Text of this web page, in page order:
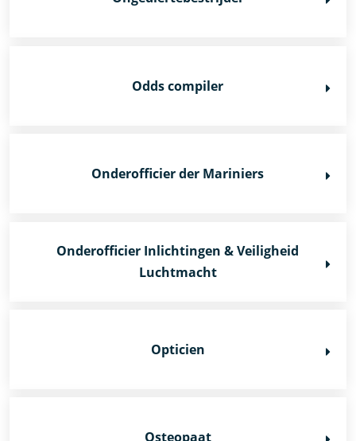
Odds compiler
Onderofficier der Mariniers
Onderofficier Inlichtingen & Veiligheid
Luchtmacht
Opticien
Osteopaat